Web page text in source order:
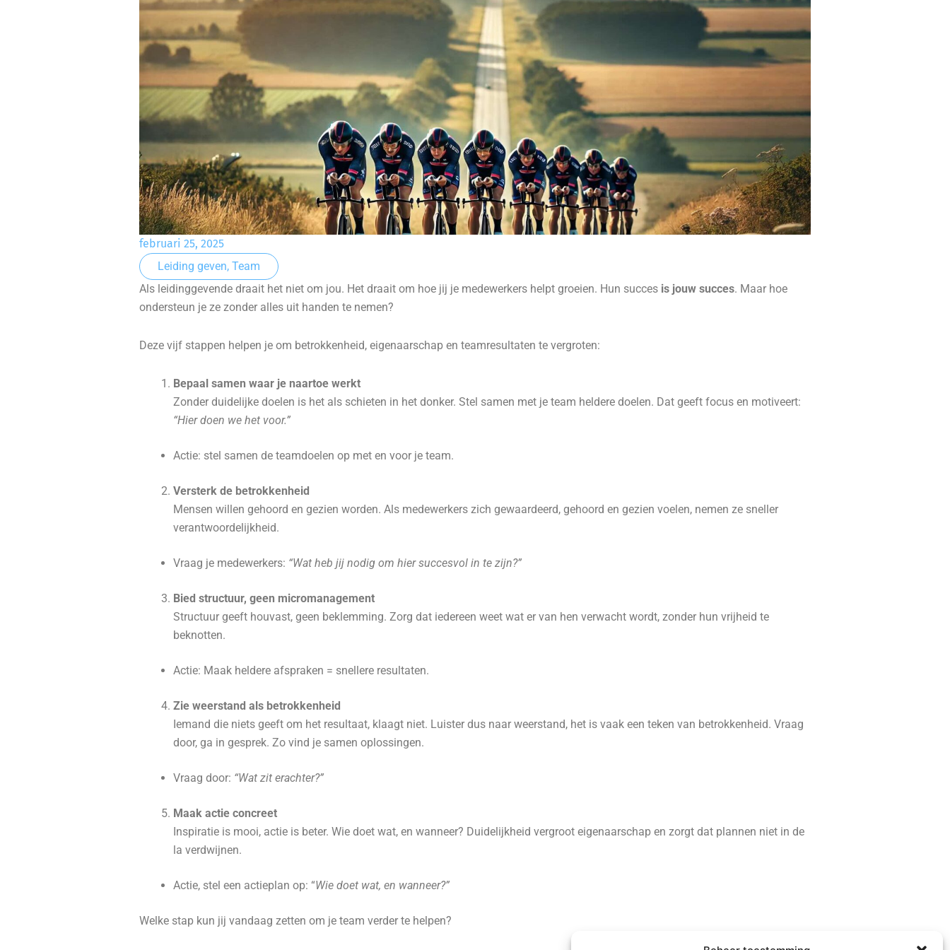
februari 25, 2025
Leiding geven, Team
Als leidinggevende draait het niet om jou. Het draait om hoe jij je medewerkers helpt groeien. Hun succes is jouw succes. Maar hoe
ondersteun je ze zonder alles uit handen te nemen?
Deze vijf stappen helpen je om betrokkenheid, eigenaarschap en teamresultaten te vergroten:
Bepaal samen waar je naartoe werkt
Zonder duidelijke doelen is het als schieten in het donker. Stel samen met je team heldere doelen. Dat geeft focus en motiveert:
“Hier doen we het voor.”
Actie: stel samen de teamdoelen op met en voor je team.
Versterk de betrokkenheid
Mensen willen gehoord en gezien worden. Als medewerkers zich gewaardeerd, gehoord en gezien voelen, nemen ze sneller
verantwoordelijkheid.
Vraag je medewerkers: “Wat heb jij nodig om hier succesvol in te zijn?”
Bied structuur, geen micromanagement
Structuur geeft houvast, geen beklemming. Zorg dat iedereen weet wat er van hen verwacht wordt, zonder hun vrijheid te
beknotten.
Actie: Maak heldere afspraken = snellere resultaten.
Zie weerstand als betrokkenheid
Iemand die niets geeft om het resultaat, klaagt niet. Luister dus naar weerstand, het is vaak een teken van betrokkenheid. Vraag
door, ga in gesprek. Zo vind je samen oplossingen.
Vraag door: “Wat zit erachter?”
Maak actie concreet
Inspiratie is mooi, actie is beter. Wie doet wat, en wanneer? Duidelijkheid vergroot eigenaarschap en zorgt dat plannen niet in de
la verdwijnen.
Actie, stel een actieplan op: “Wie doet wat, en wanneer?”
Welke stap kun jij vandaag zetten om je team verder te helpen?